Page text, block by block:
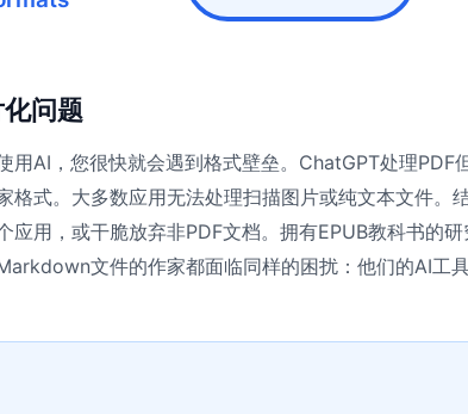
问题
用AI，您很快就会遇到格式壁垒。ChatGPT处理PDF
格式。大多数应用无法处理扫描图片或纯文本文件。
应用，或干脆放弃非PDF文档。拥有EPUB教科书的
文件的作家都面临同样的困扰：他们的AI工具